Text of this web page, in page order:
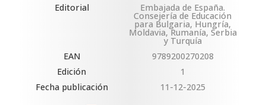
Editorial
Embajada de España.
Consejería de Educación
para Bulgaria, Hungría,
Moldavia, Rumanía, Serbia
y Turquía
EAN
9789200270208
Edición
1
Fecha publicación
11-12-2025